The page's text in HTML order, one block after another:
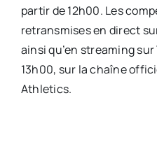
partir de 12h00. Les
retransmises en direct
ainsi qu’en streaming
13h00, sur la chaîne
Athletics.